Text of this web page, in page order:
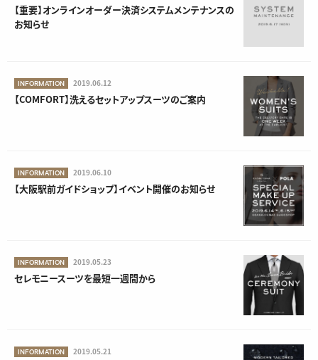
OTHER
SHOP
【重要】オンラインオーダー決済システムメンテナンスの
お知らせ
INFORMATION 2019.06.12
【COMFORT】洗えるセットアップスーツのご案内
INFORMATION 2019.06.10
【大阪駅前ガイドショップ】イベント開催のお知らせ
INFORMATION 2019.05.23
セレモニースーツを最短一週間から
INFORMATION 2019.05.21